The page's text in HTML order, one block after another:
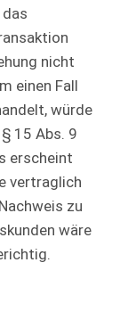
nicht
einen Fall
würde
15 Abs. 9
erscheint
vertraglich
zu
wäre